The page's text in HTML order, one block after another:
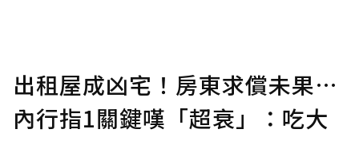
出租屋成凶宅！房東求償未果…
內行指1關鍵嘆「超衰」：吃大